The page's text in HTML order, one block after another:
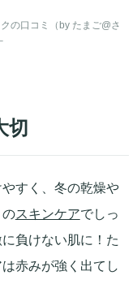
の口コミ（by たまご@さ
切
すく、冬の乾燥や
のスキンケアでしっ
負けない肌に！た
赤みが強く出てし